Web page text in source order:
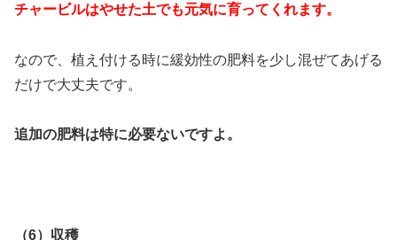
チャービルはやせた土でも元気に育ってくれます。
なので、植え付ける時に緩効性の肥料を少し混ぜてあげる
だけで大丈夫です。
追加の肥料は特に必要ないですよ。
（6）収穫